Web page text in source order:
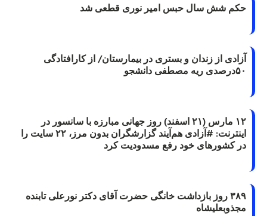
حکم شش سال حبس امیر نوری قطعی شد
آزادی از زندان و بستری در بیمارستان/ از کارافتادگی
۵۰درصدی ریه مصطفی دانشجو
۱۲ مارس (۲۱ اسفند) روز جهانی مبارزه با سانسور در
اینترنت: #آزادی هم‌آیند گزارشگران‌ بدون مرز، ۲۲ سایت را
در کشورهای خود رفع مسدودیت کرد
۳۸۹ روز بازداشت خانگی حضرت آقای دکتر نورعلی تابنده
مجذوبعلیشاه